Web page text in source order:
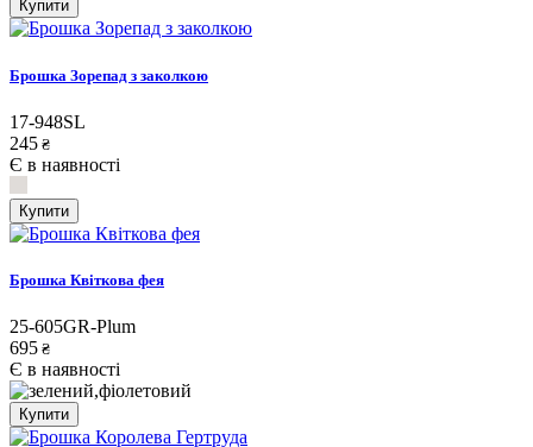
Купити
Брошка Зорепад з заколкою
17-948SL
245 ₴
Є в наявності
Купити
Брошка Квіткова фея
25-605GR-Plum
695 ₴
Є в наявності
Купити